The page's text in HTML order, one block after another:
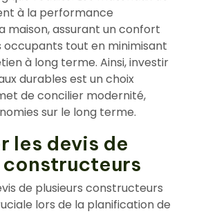
à la performance
maison, assurant un confort
occupants tout en minimisant
à long terme. Ainsi, investir
durables est un choix
de concilier modernité,
sur le long terme.
les devis de
constructeurs
de plusieurs constructeurs
lors de la planification de